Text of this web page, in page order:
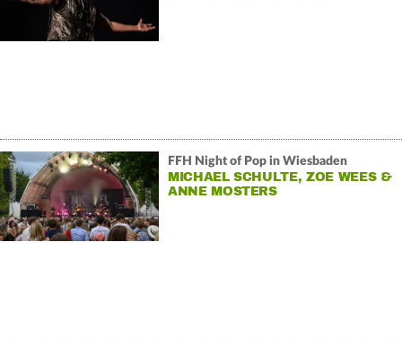
FFH Night of Pop in Wiesbaden
MICHAEL SCHULTE, ZOE WEES &
ANNE MOSTERS